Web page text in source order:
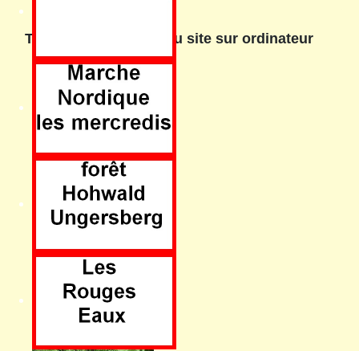
Ven 14 août
Dim. 23 août
Tutoriel d'utilisation du site sur ordinateur